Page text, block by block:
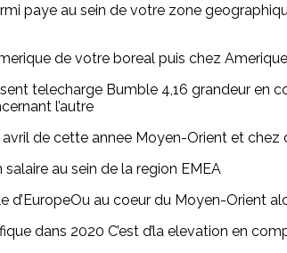
paye au sein de votre zone
de votre boreal puis chez
telecharge Bumble 4,16 grandeur
l’autre
de cette annee Moyen-Orient et
au sein de la region EMEA
au coeur du Moyen-Orient
dans 2020 C’est d’la elevation en